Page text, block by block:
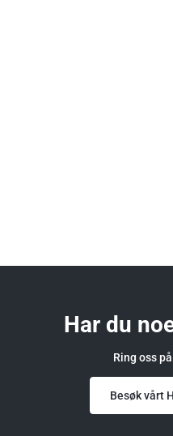
Har du
Ring oss
Besøk vårt